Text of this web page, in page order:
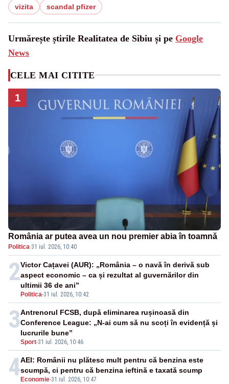
vizita scandal pfizer
Urmărește știrile Realitatea de Sibiu și pe Google
News
CELE MAI CITITE
1
România ar putea avea un nou premier abia în toamnă
Politica·31 iul. 2026, 10:40
2
Politica-31 iul. 2026, 10:42
Victor Cațavei (AUR): „România – o navă în derivă sub
aspect economic – ca și rezultat al guvernărilor din
ultimii 36 de ani”
3
Sport-31 iul. 2026, 10:46
Antrenorul FCSB, după eliminarea rușinoasă din
Conference League: „N-ai cum să nu scoți în evidență și
lucrurile bune”
4 Economie-31 iul. 2026, 10:47
AEI: Românii nu plătesc mult pentru că benzina este
scumpă, ci pentru că benzina ieftină e taxată scump